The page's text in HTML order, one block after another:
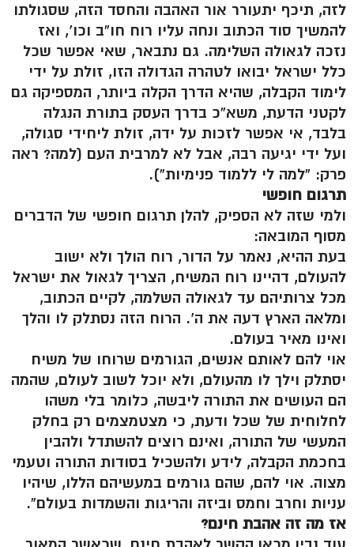
לזה, תיכף יתעורר אור האהבה והחסד הזה, שסגולתו
להמשיך סוד הכתוב ונחה עליו רוח חו”ב וכו’, ואז
נזכה לגאולה השלימה. גם נתבאר, שאי אפשר שכל
כלל ישראל יבואו לטהרה הגדולה הזו, זולת על ידי
לימוד הקבלה, שהיא הדרך הקלה ביותר, המספיקה גם
לקטני הדעת, משא”כ בדרך העסק בתורת הנגלה
בלבד, אי אפשר לזכות על ידה, זולת ליחידי סגולה,
ועל ידי יגיעה רבה, אבל לא למרבית העם (למה? ראה
פרק: “למה לי ללמוד פנימיות”).
תרגום חופשי
ולמי שזה לא הספיק, להלן תרגום חופשי של הדברים
מסוף המובאה:
בעת ההיא, נאמר על הדור, רוח הולך ולא ישוב
להעולם, דהיינו רוח המשיח, הצריך לגאול את ישראל
מכל צרותיהם עד לגאולה השלמה, לקיים הכתוב,
ומלאה הארץ דעה את ה’. הרוח הזה נסתלק לו והלך
ואינו מאיר בעולם.
אוי להם לאותם אנשים, הגורמים שרוחו של משיח
יסתלק וילך לו מהעולם, ולא יוכל לשוב לעולם, שהמה
הם העושים את התורה ליבשה, כלומר בלי משהו
לחלוחית של שכל ודעת, כי מצטמצמים רק בחלק
המעשי של התורה, ואינם רוצים להשתדל ולהבין
בחכמת הקבלה, לידע ולהשכיל בסודות התורה וטעמי
מצוה. אוי להם, שהם גורמים במעשיהם הללו, שיהיו
עניות וחרב וחמס וביזה והריגות והשמדות בעולם”.
אז מה זה אהבת חינם?